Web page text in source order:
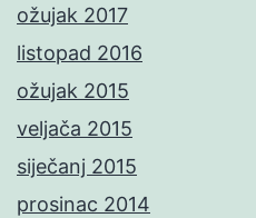
ožujak 2017
listopad 2016
ožujak 2015
veljača 2015
siječanj 2015
prosinac 2014